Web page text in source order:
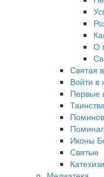
О
Святая
Войти в
Первые
Иконы
Святые